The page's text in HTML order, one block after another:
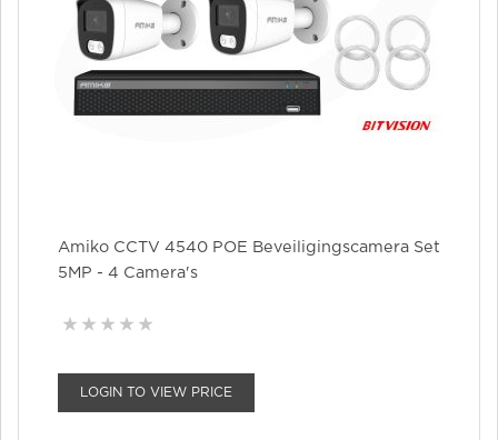
Amiko CCTV 4540 POE Beveiligingscamera Set
5MP - 4 Camera's
LOGIN TO VIEW PRICE